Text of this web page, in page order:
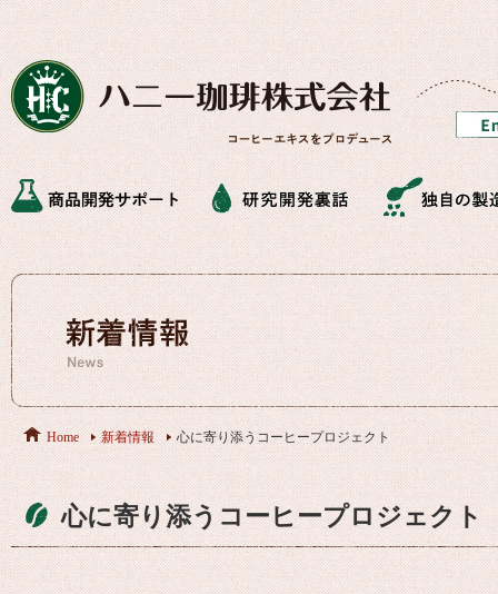
Home 新着情報 心に寄り添うコーヒープロジェクト
心に寄り添うコーヒープロジェクト